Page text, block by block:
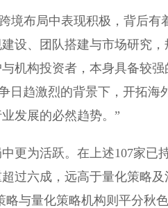
境布局中表现积极，背后有
设、团队搭建与市场研究
机构投资者，本身具备较强
日趋激烈的背景下，开拓海
发展的必然趋势。”
更为活跃。在上述107家已
过六成，远高于量化策略及
与量化策略机构则平分秋色